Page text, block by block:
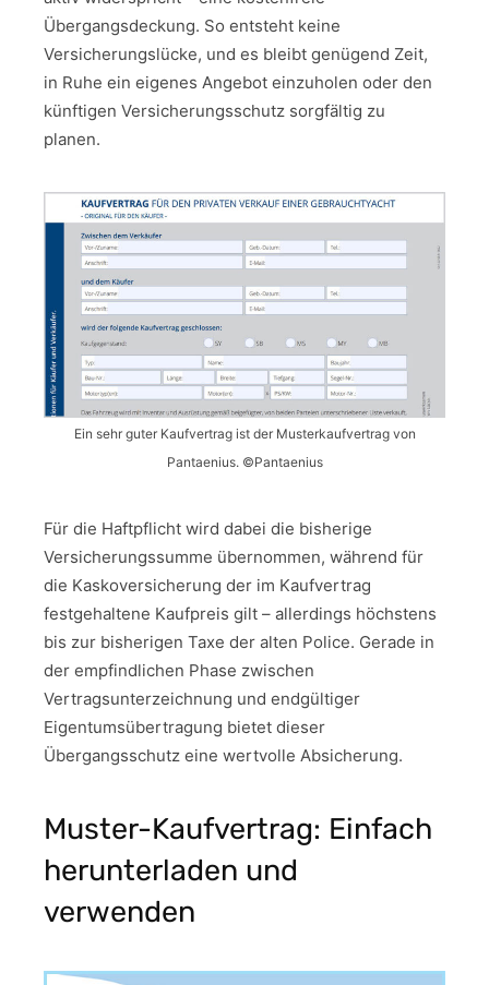
Übergangsdeckung. So entsteht keine
Versicherungslücke, und es bleibt genügend Zeit,
in Ruhe ein eigenes Angebot einzuholen oder den
künftigen Versicherungsschutz sorgfältig zu
planen.
Ein sehr guter Kaufvertrag ist der Musterkaufvertrag von
Pantaenius. ©Pantaenius
Für die Haftpflicht wird dabei die bisherige
Versicherungssumme übernommen, während für
die Kaskoversicherung der im Kaufvertrag
festgehaltene Kaufpreis gilt – allerdings höchstens
bis zur bisherigen Taxe der alten Police. Gerade in
der empfindlichen Phase zwischen
Vertragsunterzeichnung und endgültiger
Eigentumsübertragung bietet dieser
Übergangsschutz eine wertvolle Absicherung.
Muster-Kaufvertrag: Einfach
herunterladen und
verwenden